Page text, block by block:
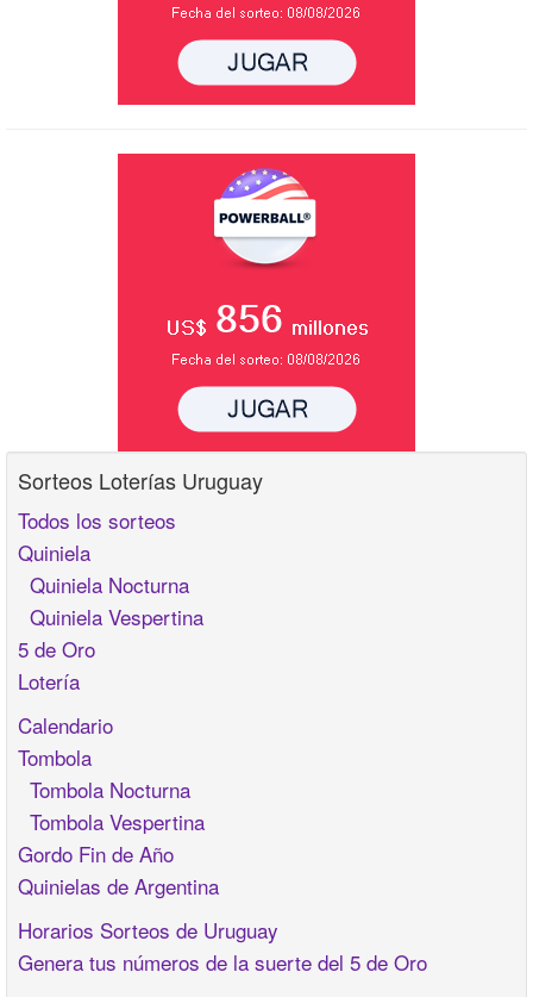
Sorteos Loterías Uruguay
Todos los sorteos
Quiniela
Quiniela Nocturna
Quiniela Vespertina
5 de Oro
Lotería
Calendario
Tombola
Tombola Nocturna
Tombola Vespertina
Gordo Fin de Año
Quinielas de Argentina
Horarios Sorteos de Uruguay
Genera tus números de la suerte del 5 de Oro